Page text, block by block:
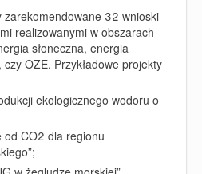
zarekomendowane 32 wnioski
realizowanymi w obszarach
słoneczna, energia
OZE. Przykładowe projekty
ekologicznego wodoru o
od CO2 dla regionu